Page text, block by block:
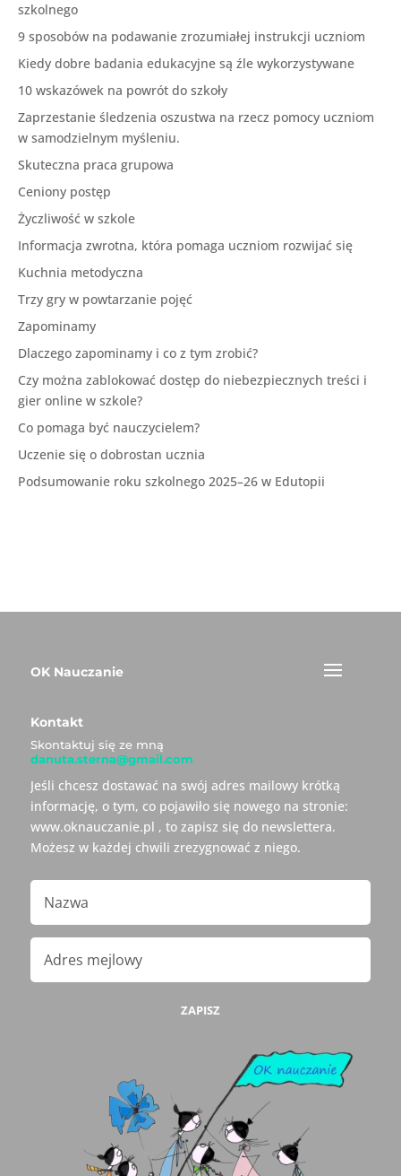
szkolnego
9 sposobów na podawanie zrozumiałej instrukcji uczniom
Kiedy dobre badania edukacyjne są źle wykorzystywane
10 wskazówek na powrót do szkoły
Zaprzestanie śledzenia oszustwa na rzecz pomocy uczniom
w samodzielnym myśleniu.
Skuteczna praca grupowa
Ceniony postęp
Życzliwość w szkole
Informacja zwrotna, która pomaga uczniom rozwijać się
Kuchnia metodyczna
Trzy gry w powtarzanie pojęć
Zapominamy
Dlaczego zapominamy i co z tym zrobić?
Czy można zablokować dostęp do niebezpiecznych treści i
gier online w szkole?
Co pomaga być nauczycielem?
Uczenie się o dobrostan ucznia
Podsumowanie roku szkolnego 2025–26 w Edutopii
OK Nauczanie
Kontakt
Skontaktuj się ze mną
danuta.sterna@gmail.com
Jeśli chcesz dostawać na swój adres mailowy krótką
informację, o tym, co pojawiło się nowego na stronie:
www.oknauczanie.pl , to zapisz się do newslettera.
Możesz w każdej chwili zrezygnować z niego.
ZAPISZ